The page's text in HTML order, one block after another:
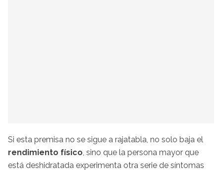
Si esta premisa no se sigue a rajatabla, no solo baja el
rendimiento físico, sino que la persona mayor que
está deshidratada experimenta otra serie de síntomas